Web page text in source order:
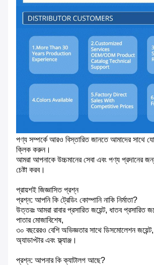
পণ্য সম্পর্কে আরও বিস্তারিত জানতে আমাদের সাথে
ক্লিক করুন।
আমরা আপনাকে উচ্চমানের সেবা এবং পণ্য প্রদানের
চেষ্টা করব।
প্রায়শই জিজ্ঞাসিত প্রশ্ন
প্রশ্ন: আপনি কি ট্রেডিং কোম্পানি নাকি নির্মাতা?
উত্তরঃ আমরা রাবার প্রসারিত জয়েন্ট, ধাতব প্রসারিত
পাতার মোজাবিশেষ,
৩০ বছরেরও বেশি অভিজ্ঞতার সাথে ডিসমোলেশন জয়েন্ট,
অ্যাডাপ্টার এবং ফ্ল্যাঞ্জ।
প্রশ্ন: আপনার কি ক্যাটালগ আছে?